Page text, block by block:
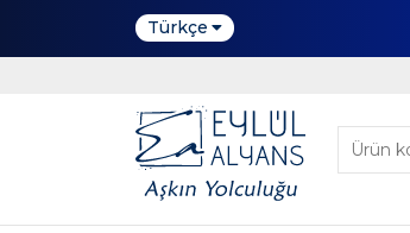
Türkçe